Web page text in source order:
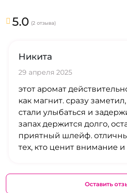
5.0 (2 отзыва)
Никита
29 апреля 2025
этот аромат
как магнит. сразу
стали улыбаться и
запах держится долго,
приятный шлейф.
тех, кто ценит внимание
Оставить